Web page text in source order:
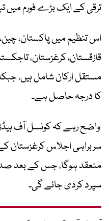
ترقی کے ایک بڑے فورم میں
اس تنظیم میں پاکستان، چین،
مستقل ارکان شامل ہیں،
کا درجہ حاصل ہے۔
واضح رہے کہ کونسل آف
سربراہی اجلاس کرغزستان
منعقد ہوگا، جس کے بعد
سپرد کردی جائے گی۔